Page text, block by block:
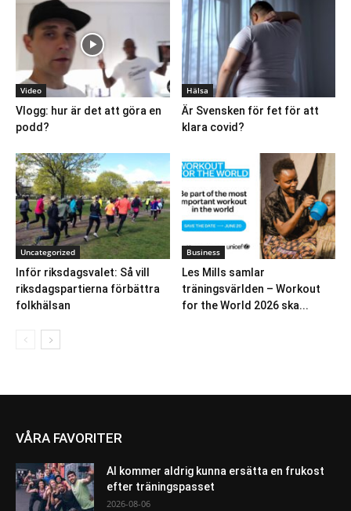
Video
Vlogg: hur är det att göra en
podd?
Hälsa
Är Svensken för fet för att
klara covid?
Uncategorized
Inför riksdagsvalet: Så vill
riksdagspartierna förbättra
folkhälsan
Business
Les Mills samlar
träningsvärlden – Workout
for the World 2026 ska...
VÅRA FAVORITER
AI kommer aldrig kunna ersätta en frukost
efter träningspasset
2026-08-06